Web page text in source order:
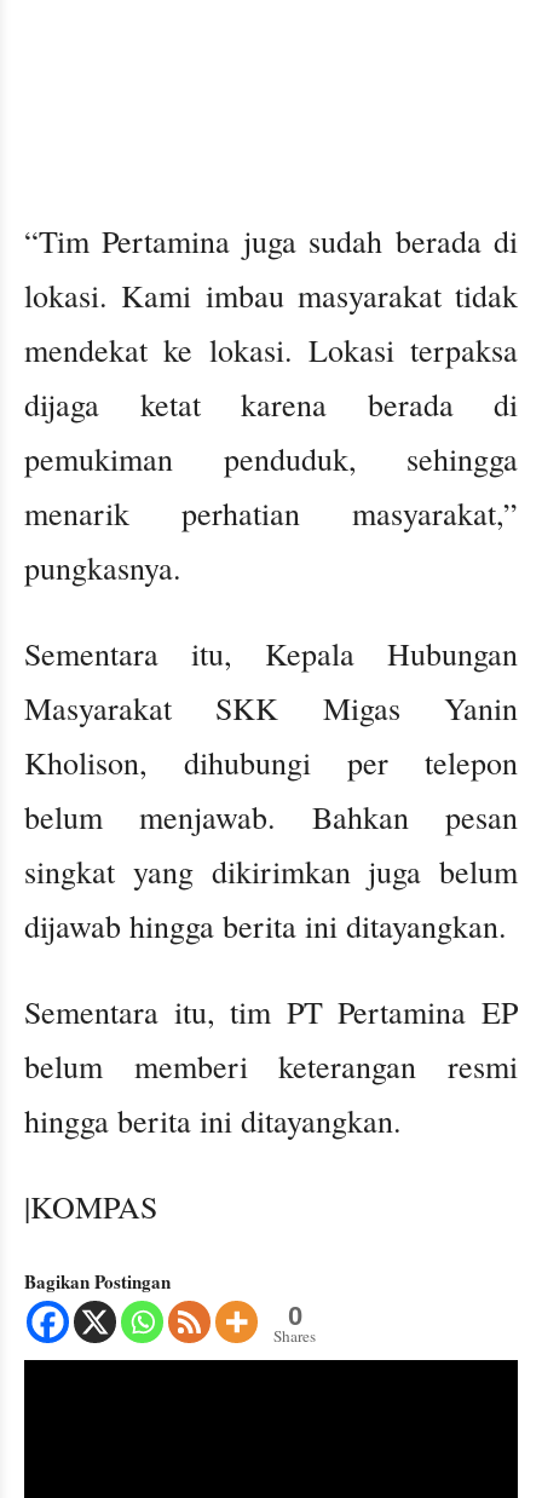
“Tim Pertamina juga sudah berada di
lokasi. Kami imbau masyarakat tidak
mendekat ke lokasi. Lokasi terpaksa
dijaga ketat karena berada di
pemukiman penduduk, sehingga
menarik perhatian masyarakat,”
pungkasnya.
Sementara itu, Kepala Hubungan
Masyarakat SKK Migas Yanin
Kholison, dihubungi per telepon
belum menjawab. Bahkan pesan
singkat yang dikirimkan juga belum
dijawab hingga berita ini ditayangkan.
Sementara itu, tim PT Pertamina EP
belum memberi keterangan resmi
hingga berita ini ditayangkan.
|KOMPAS
Bagikan Postingan
0
Shares